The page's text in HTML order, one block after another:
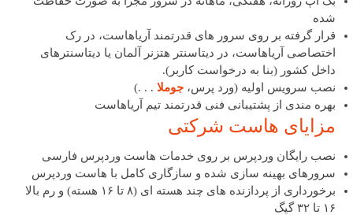
شده
قرار گرفته بر روی سرور های قدرتمند آریاهاست، در رک
اختصاصی آریاهاست، در دیتاسنتر هتزنر آلمان یا دیتاسنترهای
داخل کشور (بنا به درخواست کاربر).
نصب سرویس اولیه (ورد پرس،جوملا . . .)
بهره مندی از پشتیبانی فنی قدرتمند تیم آریاهاست
مزایای هاست شرکتی
نصب رایگان وردپرس بر روی خدمات هاست وردپرس فارسی
سرورهای بهینه سازی شده و سازگاری کامل با هاست وردپرس
برخورداری از پردازنده های چند هسته ای (۸ تا ۱۶ هسته) و رم بالا
۱۶ تا ۳۲ گیگ